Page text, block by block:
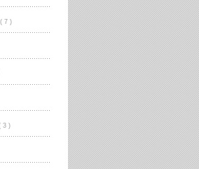
( 7 )
3 )